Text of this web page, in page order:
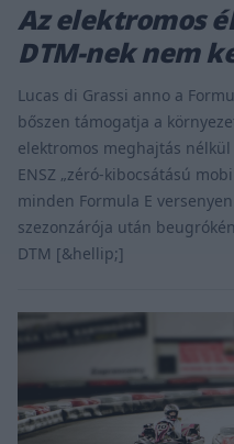
Az elektromos
DTM-nek nem
Lucas di Grassi anno a
bőszen támogatja a
elektromos meghajtás
ENSZ „zéró-kibocsátású
minden Formula E
szezonzárója után
DTM [&hellip;]